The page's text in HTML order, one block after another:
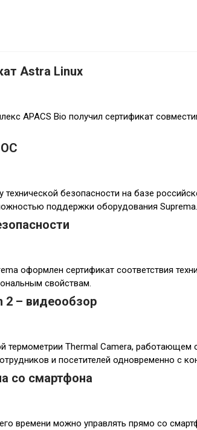
Astra Linux
APACS Bio получил сертификат
ОС
безопасности на базе
поддержки оборудования Suprema.
оформлен cертификат соответствия
свойствам.
2 – видеообзор
термометрии Thermal Camera, работающем
и посетителей одновременно с
со смартфона
времени можно управлять прямо со